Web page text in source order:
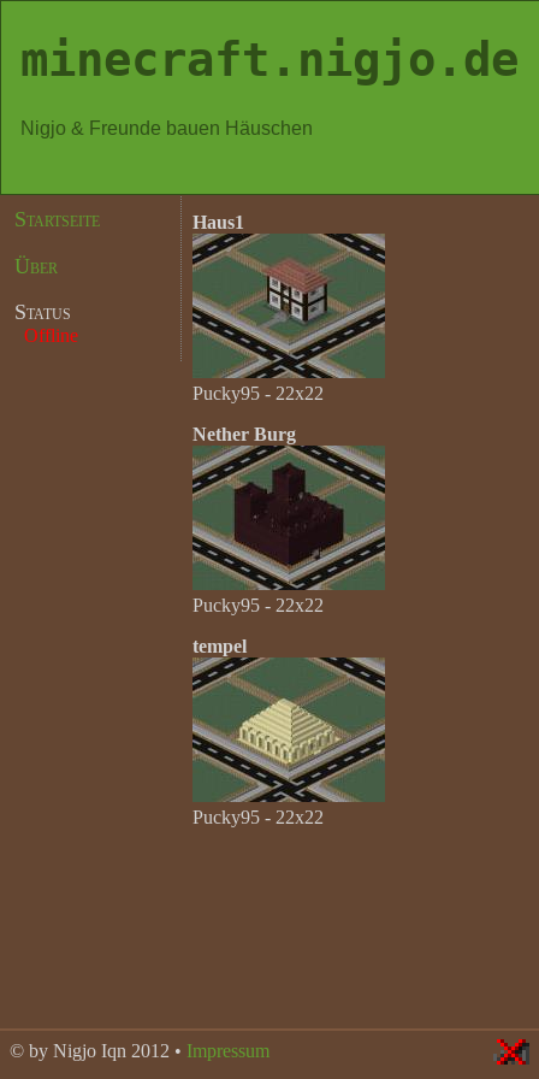
minecraft.nigjo.de
Nigjo & Freunde bauen Häuschen
Haus1
Pucky95 - 22x22
Nether Burg
Pucky95 - 22x22
tempel
Pucky95 - 22x22
Startseite
Über
Status
Offline
© by Nigjo Iqn 2012 • Impressum